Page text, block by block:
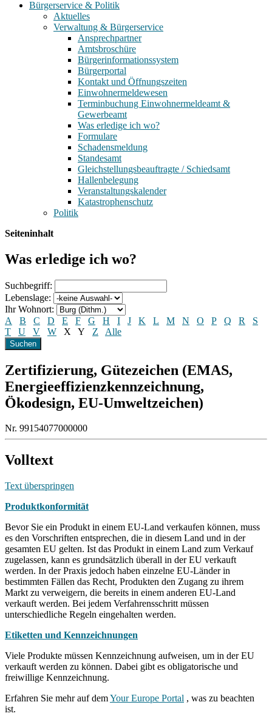
Bürgerservice & Politik
Aktuelles
Verwaltung & Bürgerservice
Ansprechpartner
Amtsbroschüre
Bürgerinformationssystem
Bürgerportal
Kontakt und Öffnungszeiten
Einwohnermeldewesen
Terminbuchung Einwohnermeldeamt &
Gewerbeamt
Was erledige ich wo?
Formulare
Schadensmeldung
Standesamt
Gleichstellungsbeauftragte / Schiedsamt
Hallenbelegung
Veranstaltungskalender
Katastrophenschutz
Politik
Seiteninhalt
Was erledige ich wo?
Suchbegriff:
Lebenslage:
Ihr Wohnort:
A
B C D E F G H I J K L M N O P Q R
S
T
U V W X Y Z Alle
Zertifizierung, Gütezeichen (EMAS,
Energieeffizienzkennzeichnung,
Ökodesign, EU-Umweltzeichen)
Nr. 99154077000000
Volltext
Text überspringen
Produktkonformität
Bevor Sie ein Produkt in einem EU-Land verkaufen können, muss
es den Vorschriften entsprechen, die in diesem Land und in der
gesamten EU gelten. Ist das Produkt in einem Land zum Verkauf
zugelassen, kann es grundsätzlich überall in der EU verkauft
werden. In der Praxis jedoch haben einzelne EU-Länder in
bestimmten Fällen das Recht, Produkten den Zugang zu ihrem
Markt zu verweigern, die bereits in einem anderen EU-Land
verkauft werden. Bei jedem Verfahrensschritt müssen
unterschiedliche Regeln eingehalten werden.
Etiketten und Kennzeichnungen
Viele Produkte müssen Kennzeichnung aufweisen, um in der EU
verkauft werden zu können. Dabei gibt es obligatorische und
freiwillige Kennzeichnung.
Erfahren Sie mehr auf demYour Europe Portal , was zu beachten
ist.